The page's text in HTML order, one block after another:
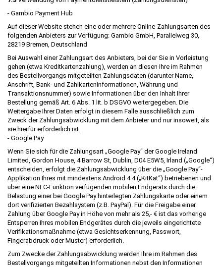
- Gambio Payment Hub
Auf dieser Website stehen eine oder mehrere Online-Zahlungsarten des
folgenden Anbieters zur Verfügung: Gambio GmbH, Parallelweg 30,
28219 Bremen, Deutschland
Bei Auswahl einer Zahlungsart des Anbieters, bei der Sie in Vorleistung
gehen (etwa Kreditkartenzahlung), werden an diesen Ihre im Rahmen
des Bestellvorgangs mitgeteilten Zahlungsdaten (darunter Name,
Anschrift, Bank- und Zahlkarteninformationen, Währung und
Transaktionsnummer) sowie Informationen über den Inhalt Ihrer
Bestellung gemäß Art. 6 Abs. 1 lit. b DSGVO weitergegeben. Die
Weitergabe Ihrer Daten erfolgt in diesem Falle ausschließlich zum
Zweck der Zahlungsabwicklung mit dem Anbieter und nur insoweit, als
sie hierfür erforderlich ist.
- Google Pay
Wenn Sie sich für die Zahlungsart „Google Pay“ der Google Ireland
Limited, Gordon House, 4 Barrow St, Dublin, D04 E5W5, Irland („Google“)
entscheiden, erfolgt die Zahlungsabwicklung über die „Google Pay“-
Applikation Ihres mit mindestens Android 4.4 („KitKat“) betriebenen und
über eine NFC-Funktion verfügenden mobilen Endgeräts durch die
Belastung einer bei Google Pay hinterlegten Zahlungskarte oder einem
dort verifizierten Bezahlsystem (z.B. PayPal). Für die Freigabe einer
Zahlung über Google Pay in Höhe von mehr als 25,- € ist das vorherige
Entsperren Ihres mobilen Endgerätes durch die jeweils eingerichtete
Verifikationsmaßnahme (etwa Gesichtserkennung, Passwort,
Fingerabdruck oder Muster) erforderlich.
Zum Zwecke der Zahlungsabwicklung werden Ihre im Rahmen des
Bestellvorgangs mitgeteilten Informationen nebst den Informationen